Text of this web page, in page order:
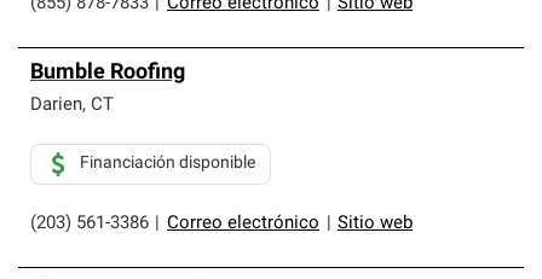
(855) 878-7833
Correo electrónico Sitio web
Bumble Roofing
Darien, CT
(203) 561-3386 Correo electrónico Sitio web
Financiación disponible